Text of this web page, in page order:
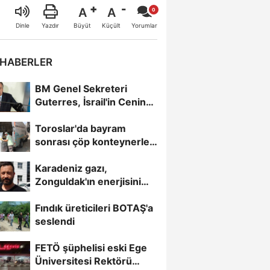
Dinle Yazdır
A
Büyüt
A
Küçült Yorumlar
BM Genel Sekreteri
Guterres, İsrail'in Cenin
Toroslar'da bayram
sonrası çöp konteynerleri
Karadeniz gazı,
Zonguldak'ın enerjisini
Fındık üreticileri BOTAŞ'a
seslendi
FETÖ şüphelisi eski Ege
Üniversitesi Rektörü